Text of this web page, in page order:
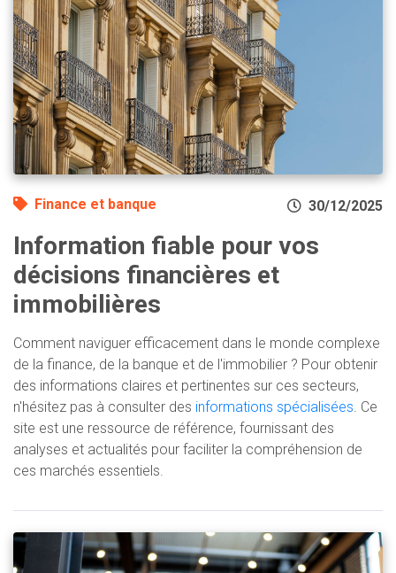
Finance et banque 30/12/2025
Information fiable pour vos
décisions financières et
immobilières
Comment naviguer efficacement dans le monde complexe
de la finance, de la banque et de l'immobilier ? Pour obtenir
des informations claires et pertinentes sur ces secteurs,
n'hésitez pas à consulter des informations spécialisées . Ce
site est une ressource de référence, fournissant des
analyses et actualités pour faciliter la compréhension de
ces marchés essentiels.